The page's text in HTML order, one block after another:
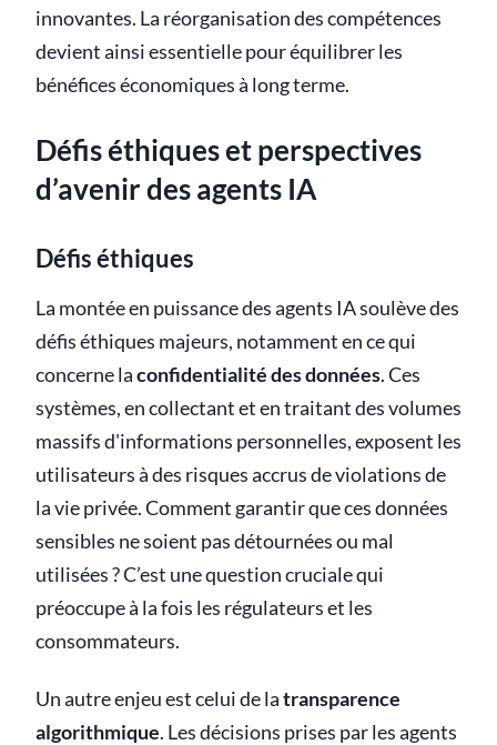
innovantes. La réorganisation des compétences
devient ainsi essentielle pour équilibrer les
bénéfices économiques à long terme.
Défis éthiques et perspectives
d’avenir des agents IA
Défis éthiques
La montée en puissance des agents IA soulève des
défis éthiques majeurs, notamment en ce qui
concerne laconfidentialité des données. Ces
systèmes, en collectant et en traitant des volumes
massifs d'informations personnelles, exposent les
utilisateurs à des risques accrus de violations de
la vie privée. Comment garantir que ces données
sensibles ne soient pas détournées ou mal
utilisées ? C’est une question cruciale qui
préoccupe à la fois les régulateurs et les
consommateurs.
Un autre enjeu est celui de latransparence
algorithmique. Les décisions prises par les agents